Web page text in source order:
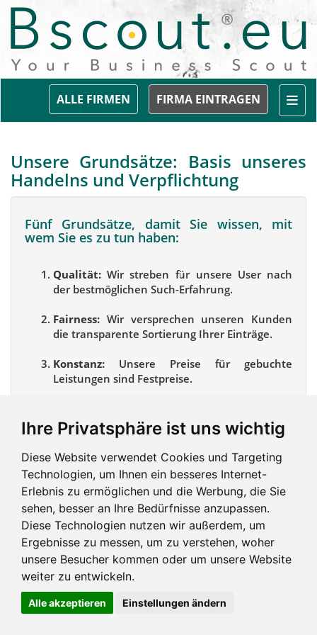
Ihre Privatsphäre ist uns wichtig
Diese Website verwendet Cookies und Targeting
Technologien, um Ihnen ein besseres Internet-
Erlebnis zu ermöglichen und die Werbung, die Sie
sehen, besser an Ihre Bedürfnisse anzupassen.
Diese Technologien nutzen wir außerdem, um
Ergebnisse zu messen, um zu verstehen, woher
unsere Besucher kommen oder um unsere Website
weiter zu entwickeln.
Alle akzeptieren Einstellungen ändern
FIRMA EINTRAGEN
ALLE FIRMEN
Unsere Grundsätze: Basis unseres
Handelns und Verpflichtung
Fünf Grundsätze, damit Sie wissen, mit
wem Sie es zu tun haben:
Qualität: Wir streben für unsere User nach
der bestmöglichen Such-Erfahrung.
Fairness: Wir versprechen unseren Kunden
die transparente Sortierung Ihrer Einträge.
Konstanz: Unsere Preise für gebuchte
Leistungen sind Festpreise.
zuliebe auf eine Druckversion.
Zielstrebigkeit:Wir sind gekommen, um zu
wachsen!
Impressum und mehr